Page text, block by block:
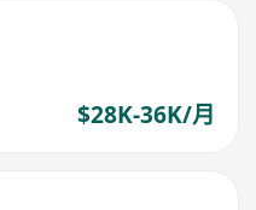
$28K-36K/月